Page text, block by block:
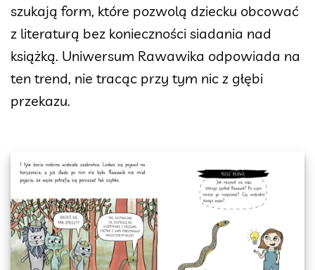
szukają form, które pozwolą dziecku obcować
z literaturą bez konieczności siadania nad
książką. Uniwersum Rawawika odpowiada na
ten trend, nie tracąc przy tym nic z głębi
przekazu.